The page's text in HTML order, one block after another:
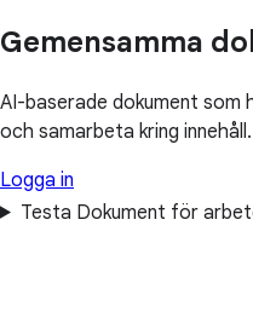
Gemensamma
AI-baserade dokument som
och samarbeta kring innehåll.
Logga in
Testa Dokument för